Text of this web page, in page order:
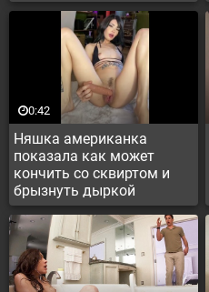
Няшка американка
показала как может
кончить со сквиртом и
брызнуть дыркой
0:42